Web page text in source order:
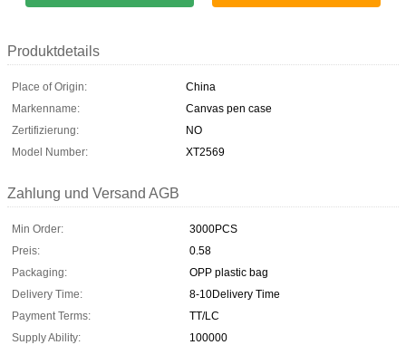
Produktdetails
Place of Origin:
China
Markenname:
Canvas pen case
Zertifizierung:
NO
Model Number:
XT2569
Zahlung und Versand AGB
Min Order:
3000PCS
Preis:
0.58
Packaging:
OPP plastic bag
Delivery Time:
8-10Delivery Time
Payment Terms:
TT/LC
Supply Ability:
100000